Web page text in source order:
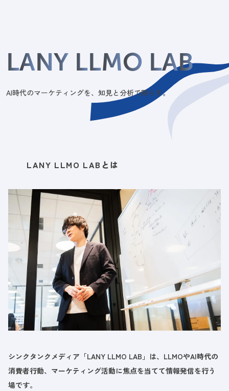
LANY LLMO LAB
AI時代のマーケティングを、知見と分析で照らす。
LANY LLMO LABとは
シンクタンクメディア「LANY LLMO LAB」は、LLMOやAI時代の
消費者行動、マーケティング活動に焦点を当てて情報発信を行う
場です。